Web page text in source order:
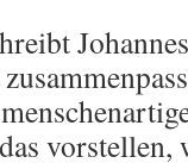
vorstellen,